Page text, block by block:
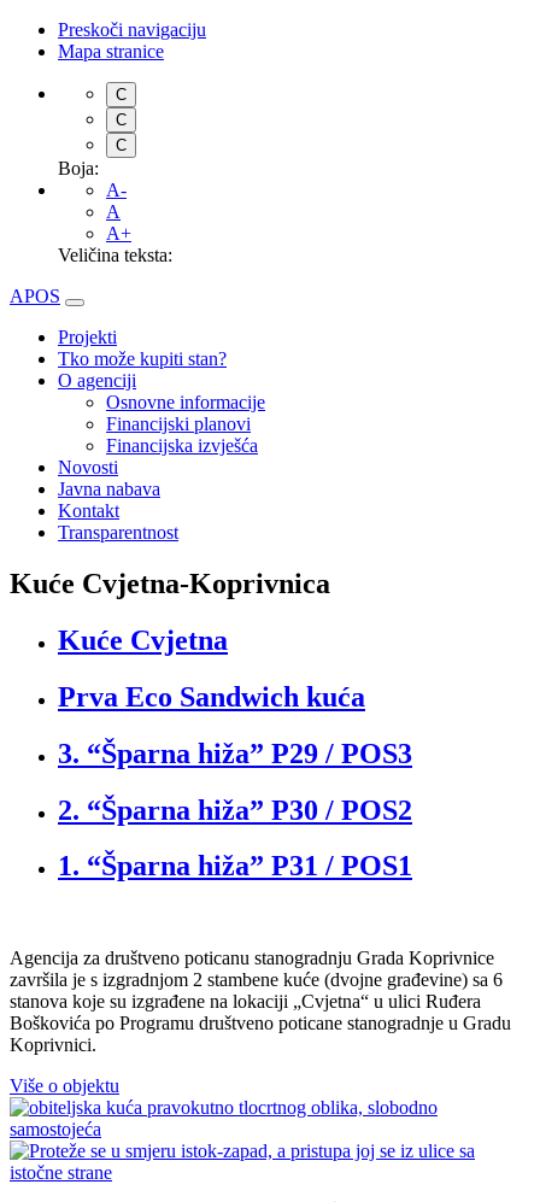
Preskoči navigaciju
Mapa stranice
C
C
C
Boja:
A-
A
A+
Veličina teksta:
APOS
Projekti
Tko može kupiti stan?
O agenciji
Osnovne informacije
Financijski planovi
Financijska izvješća
Novosti
Javna nabava
Kontakt
Transparentnost
Kuće Cvjetna-Koprivnica
Kuće Cvjetna
Prva Eco Sandwich kuća
3. “Šparna hiža” P29 / POS3
2. “Šparna hiža” P30 / POS2
1. “Šparna hiža” P31 / POS1
Agencija za društveno poticanu stanogradnju Grada Koprivnice
završila je s izgradnjom 2 stambene kuće (dvojne građevine) sa 6
stanova koje su izgrađene na lokaciji „Cvjetna“ u ulici Ruđera
Boškovića po Programu društveno poticane stanogradnje u Gradu
Koprivnici.
Više o objektu